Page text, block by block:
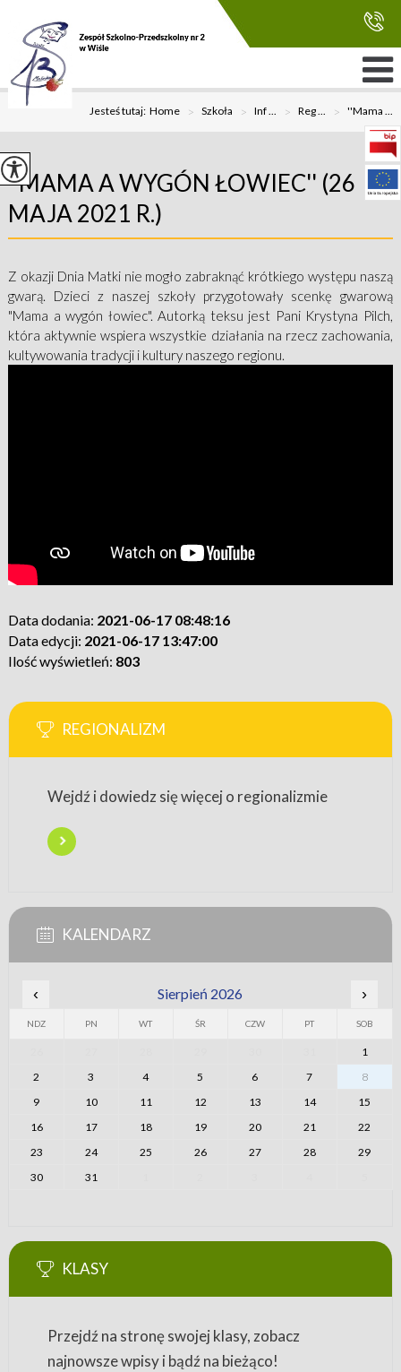
Jesteś tutaj:Home > Szkoła > Inf ... > Reg ... > ''Mama ...
''MAMA A WYGÓN ŁOWIEC'' (26
MAJA 2021 R.)
Z okazji Dnia Matki nie mogło zabraknąć krótkiego występu naszą
gwarą. Dzieci z naszej szkoły przygotowały scenkę gwarową
"Mama a wygón łowiec". Autorką teksu jest Pani Krystyna Pilch,
która aktywnie wspiera wszystkie działania na rzecz zachowania,
kultywowania tradycji i kultury naszego regionu.
Data dodania: 2021-06-17 08:48:16
Data edycji: 2021-06-17 13:47:00
Ilość wyświetleń: 803
REGIONALIZM
Wejdź i dowiedz się więcej o regionalizmie
KALENDARZ
‹ Sierpień 2026 ›
NDZ PN WT ŚR CZW PT SOB
1
2
3 4 5 6 7
8
9
10 11 12 13 14
15
16
17 18 19 20 21
22
23
24 25 26 27 28
29
30
31
KLASY
Przejdź na stronę swojej klasy, zobacz
najnowsze wpisy i bądź na bieżąco!